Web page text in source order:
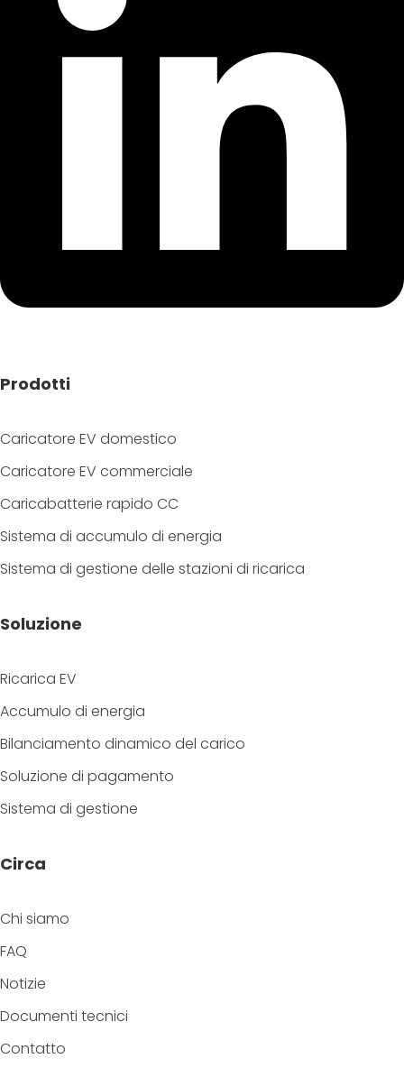
Prodotti
Caricatore EV domestico
Caricatore EV commerciale
Caricabatterie rapido CC
Sistema di accumulo di energia
Sistema di gestione delle stazioni di ricarica
Soluzione
Ricarica EV
Accumulo di energia
Bilanciamento dinamico del carico
Soluzione di pagamento
Sistema di gestione
Circa
Chi siamo
FAQ
Notizie
Documenti tecnici
Contatto